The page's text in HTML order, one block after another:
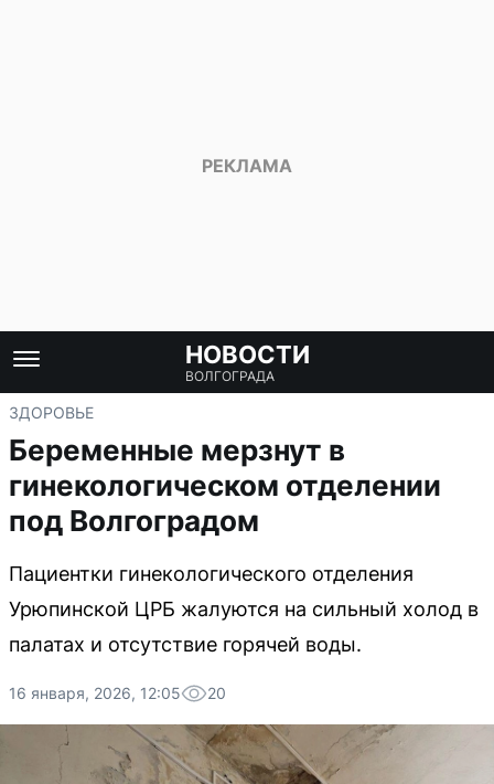
НОВОСТИ
ВОЛГОГРАДА
ЗДОРОВЬЕ
Беременные мерзнут в
гинекологическом отделении
под Волгоградом
Пациентки гинекологического отделения
Урюпинской ЦРБ жалуются на сильный холод в
палатах и отсутствие горячей воды.
16 января, 2026, 12:05 20